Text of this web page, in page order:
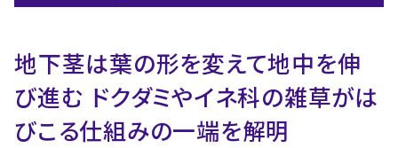
地下茎は葉の形を変えて地中を伸
び進む ドクダミやイネ科の雑草がは
びこる仕組みの一端を解明